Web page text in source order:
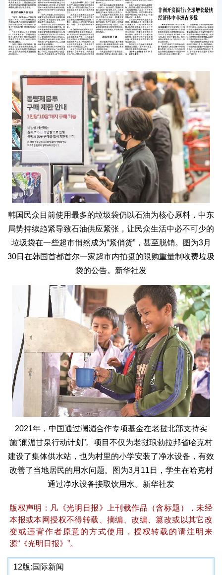
韩国民众目前使用最多的垃圾袋仍以石油为核心原料，中东
局势持续趋紧导致石油供应紧张，让民众生活中必不可少的
垃圾袋在一些超市悄然成为“紧俏货”，甚至脱销。图为3月
30日在韩国首都首尔一家超市内拍摄的限购重量制收费垃圾
袋的公告。新华社发
2021年，中国通过澜湄合作专项基金在老挝北部支持实
施“澜湄甘泉行动计划”。项目不仅为老挝琅勃拉邦省哈克村
建设了集体供水站，也为村里的小学安装了净水设备，有效
改善了当地居民的用水问题。图为3月11日，学生在哈克村
通过净水设备接取饮用水。新华社发
版权声明：凡《光明日报》上刊载作品（含标题），未经
本报或本网授权不得转载、摘编、改编、篡改或以其它改
变或违背作者原意的方式使用，授权转载的请注明来
源“《光明日报》”。
12版: 国际新闻